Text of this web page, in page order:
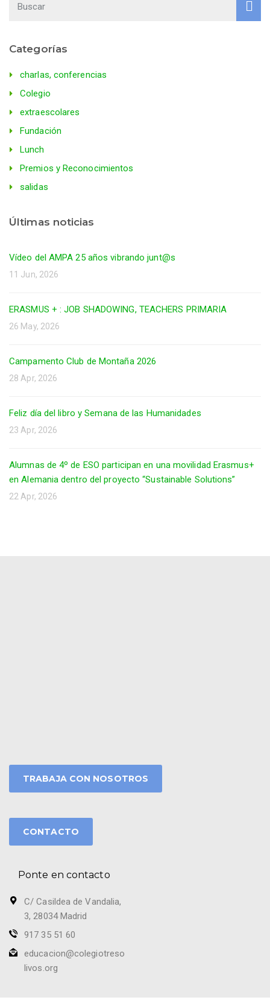
Categorías
charlas, conferencias
Colegio
extraescolares
Fundación
Lunch
Premios y Reconocimientos
salidas
Últimas noticias
Vídeo del AMPA 25 años vibrando junt@s
11 Jun, 2026
ERASMUS + : JOB SHADOWING, TEACHERS PRIMARIA
26 May, 2026
Campamento Club de Montaña 2026
28 Apr, 2026
Feliz día del libro y Semana de las Humanidades
23 Apr, 2026
Alumnas de 4º de ESO participan en una movilidad Erasmus+
en Alemania dentro del proyecto “Sustainable Solutions”
22 Apr, 2026
TRABAJA CON NOSOTROS
CONTACTO
Ponte en contacto
C/ Casildea de Vandalia,
3, 28034 Madrid
917 35 51 60
educacion@colegiotreso
livos.org